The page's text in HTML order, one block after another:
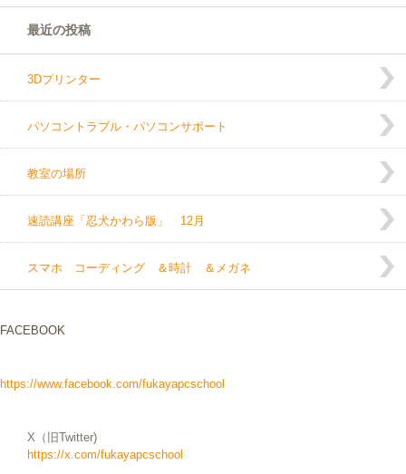
最近の投稿
3Dプリンター
パソコントラブル・パソコンサポート
教室の場所
速読講座「忍犬かわら版」 12月
スマホ コーディング ＆時計 ＆メガネ
FACEBOOK
https://www.facebook.com/fukayapcschool
X（旧Twitter)
https://x.com/fukayapcschool